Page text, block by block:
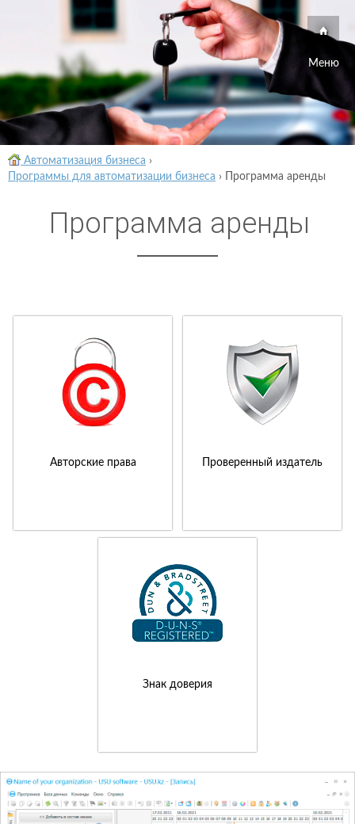
Меню
Автоматизация бизнеса ›
Программы для автоматизации бизнеса › Программа аренды
Программа аренды
Авторские права Проверенный издатель
Знак доверия